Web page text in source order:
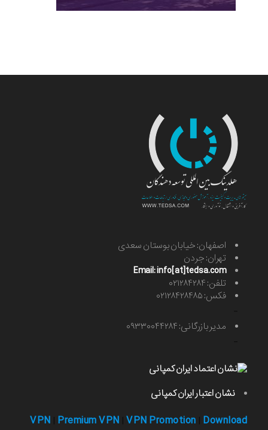
اصفهان: خیابان بوستان سعدی
تهران: جردن
Email: info[at]tedsa.com
تلفن: ۰۲۱۲۸۴۲۸۴
فکس: ۰۲۱۲۸۴۲۸۴۸۵
مدیر بازرگانی: ۰۹۳۳۰۰۴۴۲۸۴
نشان اعتبار ایران کمپانی
VPN Premium VPN VPN Promotion Download